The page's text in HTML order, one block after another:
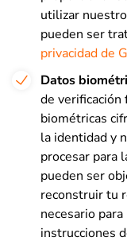
utilizar
pueden ser
privacidad de
Datos
de verificación
biométricas
la identidad y
procesar para
pueden ser
reconstruir tu
necesario
instrucciones